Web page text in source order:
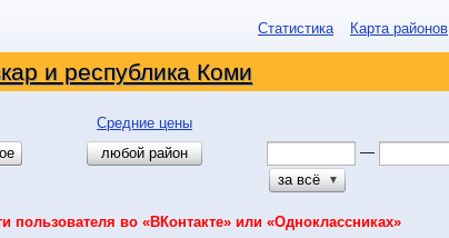
Статистика Карта районов
и республика Коми
Средние цены
любой район —
за всё
▼
пользователя во «ВКонтакте» или «Одноклассниках»